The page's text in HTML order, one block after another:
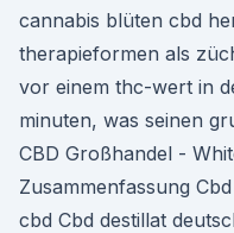
cannabis blüten cbd
therapieformen als
vor einem thc-wert in
minuten, was seinen
CBD Großhandel -
Zusammenfassung
cbd Cbd destillat